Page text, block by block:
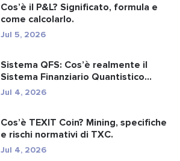
Cos’è il P&L? Significato, formula e
come calcolarlo.
Jul 5, 2026
Sistema QFS: Cos’è realmente il
Sistema Finanziario Quantistico...
Jul 4, 2026
Cos’è TEXIT Coin? Mining, specifiche
e rischi normativi di TXC.
Jul 4, 2026